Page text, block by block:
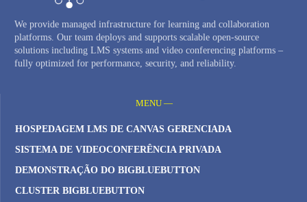
We provide managed infrastructure for learning and collaboration
platforms. Our team deploys and supports scalable open-source
solutions including LMS systems and video conferencing platforms –
fully optimized for performance, security, and reliability.
MENU —
HOSPEDAGEM LMS DE CANVAS GERENCIADA
SISTEMA DE VIDEOCONFERÊNCIA PRIVADA
DEMONSTRAÇÃO DO BIGBLUEBUTTON
CLUSTER BIGBLUEBUTTON